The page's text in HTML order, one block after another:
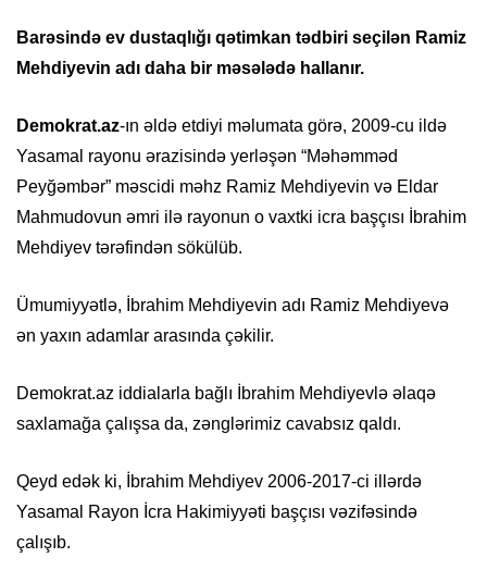
Barəsində ev dustaqlığı qətimkan tədbiri seçilən Ramiz
Mehdiyevin adı daha bir məsələdə hallanır.
Demokrat.az-ın əldə etdiyi məlumata görə, 2009-cu ildə
Yasamal rayonu ərazisində yerləşən “Məhəmməd
Peyğəmbər” məscidi məhz Ramiz Mehdiyevin və Eldar
Mahmudovun əmri ilə rayonun o vaxtki icra başçısı İbrahim
Mehdiyev tərəfindən sökülüb.
Ümumiyyətlə, İbrahim Mehdiyevin adı Ramiz Mehdiyevə
ən yaxın adamlar arasında çəkilir.
Demokrat.az iddialarla bağlı İbrahim Mehdiyevlə əlaqə
saxlamağa çalışsa da, zənglərimiz cavabsız qaldı.
Qeyd edək ki, İbrahim Mehdiyev 2006-2017-ci illərdə
Yasamal Rayon İcra Hakimiyyəti başçısı vəzifəsində
çalışıb.